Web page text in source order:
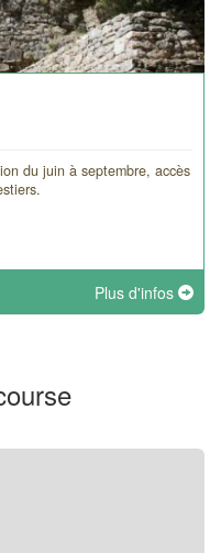
du juin à septembre, accès
Plus d'infos